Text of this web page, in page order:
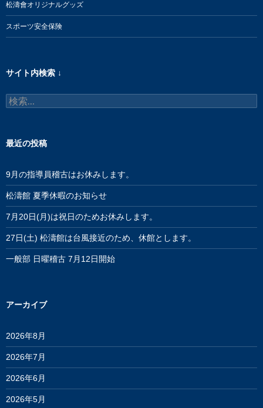
松濤會オリジナルグッズ
スポーツ安全保険
サイト内検索 ↓
検
索:
最近の投稿
9月の指導員稽古はお休みします。
松濤館 夏季休暇のお知らせ
7月20日(月)は祝日のためお休みします。
27日(土) 松濤館は台風接近のため、休館とします。
一般部 日曜稽古 7月12日開始
アーカイブ
2026年8月
2026年7月
2026年6月
2026年5月